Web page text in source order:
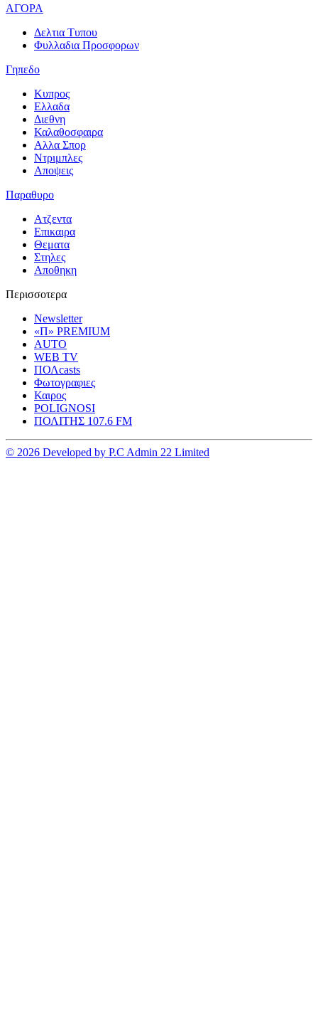
ΑΓΟΡΑ
Δελτια Τυπου
Φυλλαδια Προσφορων
Γηπεδο
Κυπρος
Ελλαδα
Διεθνη
Καλαθοσφαιρα
Αλλα Σπορ
Ντριμπλες
Αποψεις
Παραθυρο
Ατζεντα
Επικαιρα
Θεματα
Στηλες
Αποθηκη
Περισσοτερα
Newsletter
«Π» PREMIUM
AUTO
WEB TV
ΠΟΛcasts
Φωτογραφιες
Καιρος
POLIGNOSI
ΠΟΛΙΤΗΣ 107.6 FM
© 2026 Developed by P.C Admin 22 Limited